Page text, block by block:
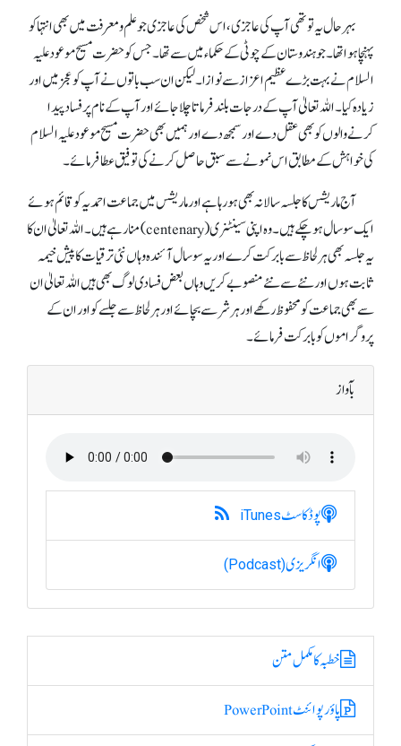
بہرحال یہ تو تھی آپ کی عاجزی، اس شخص کی عاجزی جو علم و معرفت میں بھی انتہا کو
پہنچا ہوا تھا۔ جو ہندوستان کے چوٹی کے حکماء میں سے تھا۔ جس کو حضرت مسیح موعود علیہ
السلام نے بہت بڑے عظیم اعزاز سے نوازا۔ لیکن ان سب باتوں نے آپ کو عجز میں اور
زیادہ کیا۔ اللہ تعالیٰ آپ کے درجات بلند فرماتا چلا جائے اور آپ کے نام پر فساد پیدا
کرنے والوں کو بھی عقل دے اور سمجھ دے اور ہمیں بھی حضرت مسیح موعود علیہ السلام
کی خواہش کے مطابق اس نمونے سے سبق حاصل کرنے کی توفیق عطا فرمائے۔
آج ماریشس کا جلسہ سالانہ بھی ہو رہا ہے اور ماریشس میں جماعت احمدیہ کو قائم ہوئے
ایک سو سال ہو چکے ہیں۔ وہ اپنی سینٹنری (centenary) منا رہے ہیں۔ اللہ تعالیٰ ان کا
یہ جلسہ بھی ہر لحاظ سے بابرکت کرے اور یہ سو سال آئندہ وہاں نئی ترقیات کا پیش خیمہ
ثابت ہوں اور نئے سے نئے منصوبے کریں وہاں بعض فسادی لوگ بھی ہیں اللہ تعالیٰ ان
سے بھی جماعت کو محفوظ رکھے اور ہر شر سے بچائے اور ہر لحاظ سے جلسے کو اور ان کے
پروگراموں کو بابرکت فرمائے۔
بآواز
پوڈکاسٹiTunes
انگریزی(Podcast)
خطبہ کا مکمل متن
پاؤر پوائنٹ PowerPoint